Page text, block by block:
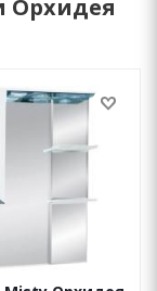
Орхидея